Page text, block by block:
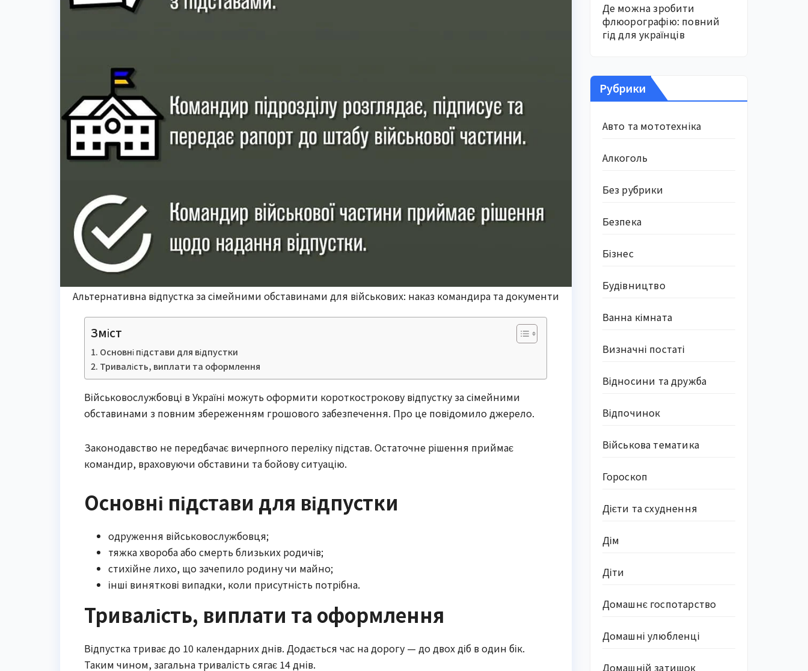
Альтернативна відпустка за сімейними обставинами для військових: наказ командира та документи
Зміст
Основні підстави для відпустки
Тривалість, виплати та оформлення
Військовослужбовці в Україні можуть оформити короткострокову відпустку за сімейними
обставинами з повним збереженням грошового забезпечення. Про це повідомило джерело.
Законодавство не передбачає вичерпного переліку підстав. Остаточне рішення приймає
командир, враховуючи обставини та бойову ситуацію.
Основні підстави для відпустки
одруження військовослужбовця;
тяжка хвороба або смерть близьких родичів;
стихійне лихо, що зачепило родину чи майно;
інші виняткові випадки, коли присутність потрібна.
Тривалість, виплати та оформлення
Відпустка триває до 10 календарних днів. Додається час на дорогу — до двох діб в один бік.
Таким чином, загальна тривалість сягає 14 днів.
Де можна зробити
флюорографію: повний
гід для українців
Рубрики
Авто та мототехніка
Алкоголь
Без рубрики
Безпека
Бізнес
Будівництво
Ванна кімната
Визначні постаті
Відносини та дружба
Відпочинок
Військова тематика
Гороскоп
Дієти та схуднення
Дім
Діти
Домашнє госпотарство
Домашні улюбленці
Домашній затишок